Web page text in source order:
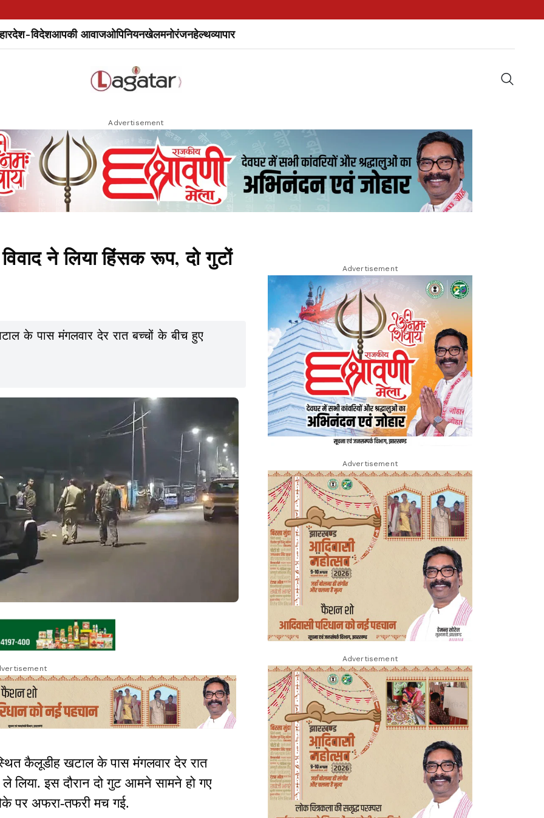
देश-विदेशआपकी आवाजओपिनियनखेलमनोरंजनहेल्थव्यापार
Advertisement
ने लिया हिंसक रूप, दो गुटों
के पास मंगलवार देर रात बच्चों के बीच हुए
कैलूडीह खटाल के पास मंगलवार देर रात
लिया. इस दौरान दो गुट आमने सामने हो गए
पर अफरा-तफरी मच गई.
Advertisement
Advertisement
Advertisement